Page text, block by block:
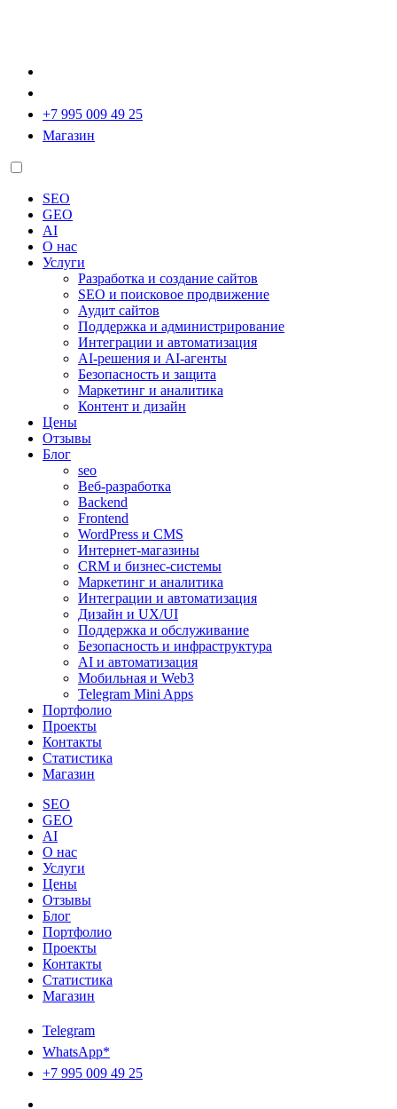
+7 995 009 49 25
Магазин
SEO
GEO
AI
О нас
Услуги
Разработка и создание сайтов
SEO и поисковое продвижение
Аудит сайтов
Поддержка и администрирование
Интеграции и автоматизация
AI-решения и AI-агенты
Безопасность и защита
Маркетинг и аналитика
Контент и дизайн
Цены
Отзывы
Блог
seo
Веб-разработка
Backend
Frontend
WordPress и CMS
Интернет-магазины
CRM и бизнес-системы
Маркетинг и аналитика
Интеграции и автоматизация
Дизайн и UX/UI
Поддержка и обслуживание
Безопасность и инфраструктура
AI и автоматизация
Мобильная и Web3
Telegram Mini Apps
Портфолио
Проекты
Контакты
Статистика
Магазин
SEO
GEO
AI
О нас
Услуги
Цены
Отзывы
Блог
Портфолио
Проекты
Контакты
Статистика
Магазин
Telegram
WhatsApp*
+7 995 009 49 25